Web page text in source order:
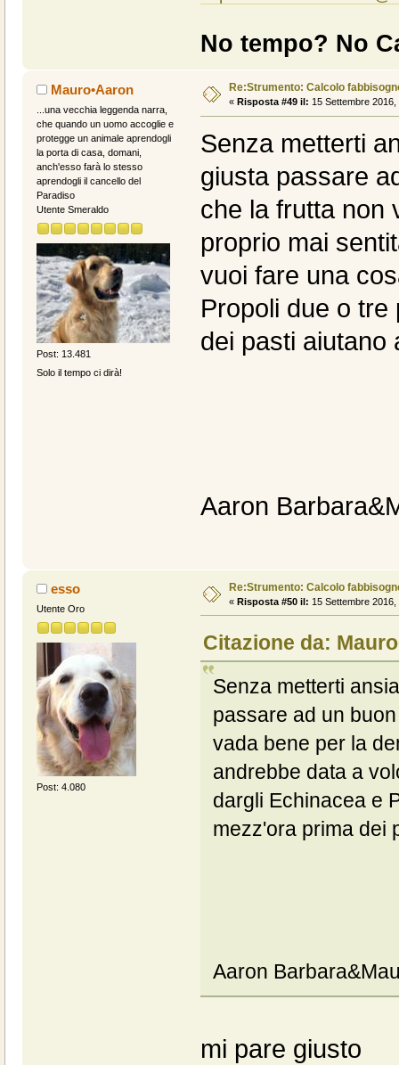
No tempo? No
Mauro•Aaron
...una vecchia leggenda narra,
che quando un uomo accoglie e
protegge un animale aprendogli
la porta di casa, domani,
anch'esso farà lo stesso
aprendogli il cancello del
Paradiso
Utente Smeraldo
Post: 13.481
Solo il tempo ci dirà!
Re:Strumento: Calcolo
« Risposta #49 il: 15 Settembre 2016,
Senza metterti
giusta passare
che la frutta non
proprio mai
vuoi fare una
Propoli due o
dei pasti aiutano
Aaron
esso
Utente Oro
Post: 4.080
Re:Strumento: Calcolo
« Risposta #50 il: 15 Settembre 2016,
Citazione da:
Senza metterti
passare ad un
vada bene per la
andrebbe data a
dargli Echinacea e
mezz'ora prima dei
Aaron
mi pare giusto